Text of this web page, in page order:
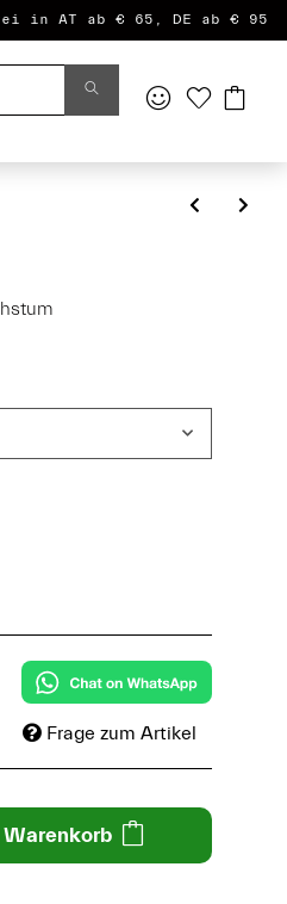
in AT ab € 65, DE ab € 95
Frage zum Artikel
Warenkorb